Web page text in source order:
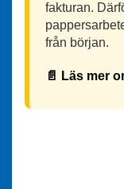
fakturan.
från början.
📄 Läs mer